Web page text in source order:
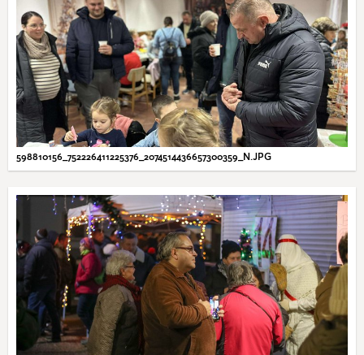
598810156_752226411225376_2074514436657300359_N.JPG